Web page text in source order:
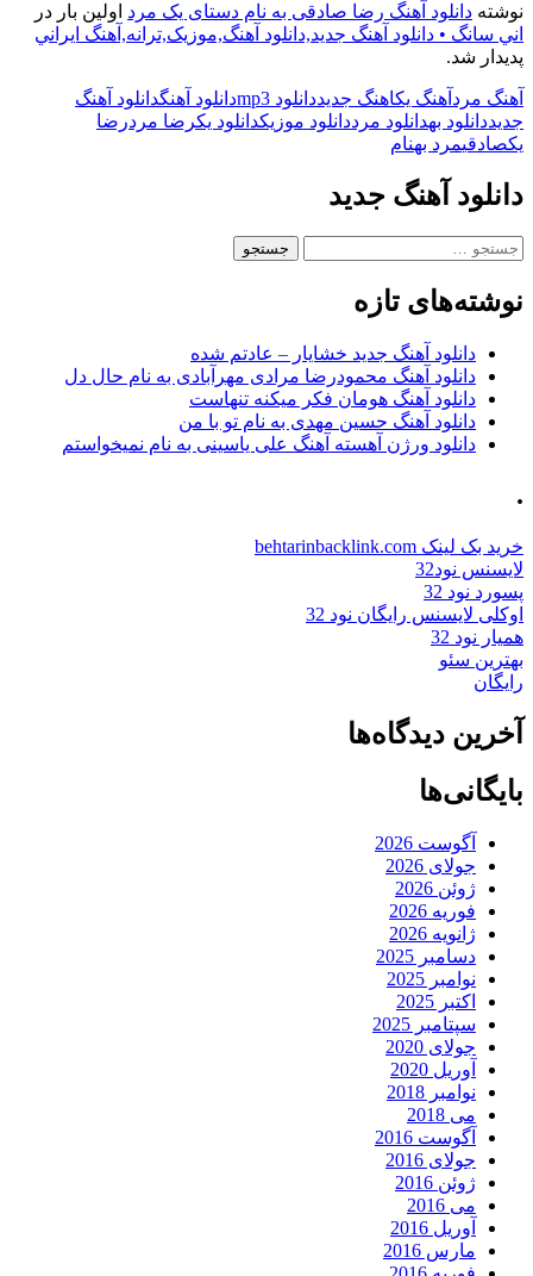
نوشته دانلود آهنگ رضا صادقی به نام دستای یک مرد اولین بار در
اني سانگ • دانلود آهنگ جديد,دانلود آهنگ,موزيک,ترانه,آهنگ ايراني
پدیدار شد.
آهنگ مرد آهنگ یکاهنگ جدیددانلود mp3 دانلود آهنگدانلود آهنگ
جدیددانلود بهدانلود مرددانلود موزیکدانلود یکرضا مردرضا
یکصادقیمرد بهنام
دانلود آهنگ جدید
جستجو
نوشته‌های تازه
دانلود آهنگ جدید خشایار – عادتم شده
دانلود آهنگ محمودرضا مرادی مهرآبادی به نام حال دل
دانلود آهنگ هومان فکر میکنه تنهاست
دانلود آهنگ حسین مهدی به نام تو با من
دانلود ورژن آهسته آهنگ علی یاسینی به نام نمیخواستم
.
خرید بک لینک behtarinbacklink.com
لایسنس نود32
پسورد نود 32
اوکلی لایسنس رایگان نود 32
همیار نود 32
بهترین سئو
رایگان
آخرین دیدگاه‌ها
بایگانی‌ها
آگوست 2026
جولای 2026
ژوئن 2026
فوریه 2026
ژانویه 2026
دسامبر 2025
نوامبر 2025
اکتبر 2025
سپتامبر 2025
جولای 2020
آوریل 2020
نوامبر 2018
می 2018
آگوست 2016
جولای 2016
ژوئن 2016
می 2016
آوریل 2016
مارس 2016